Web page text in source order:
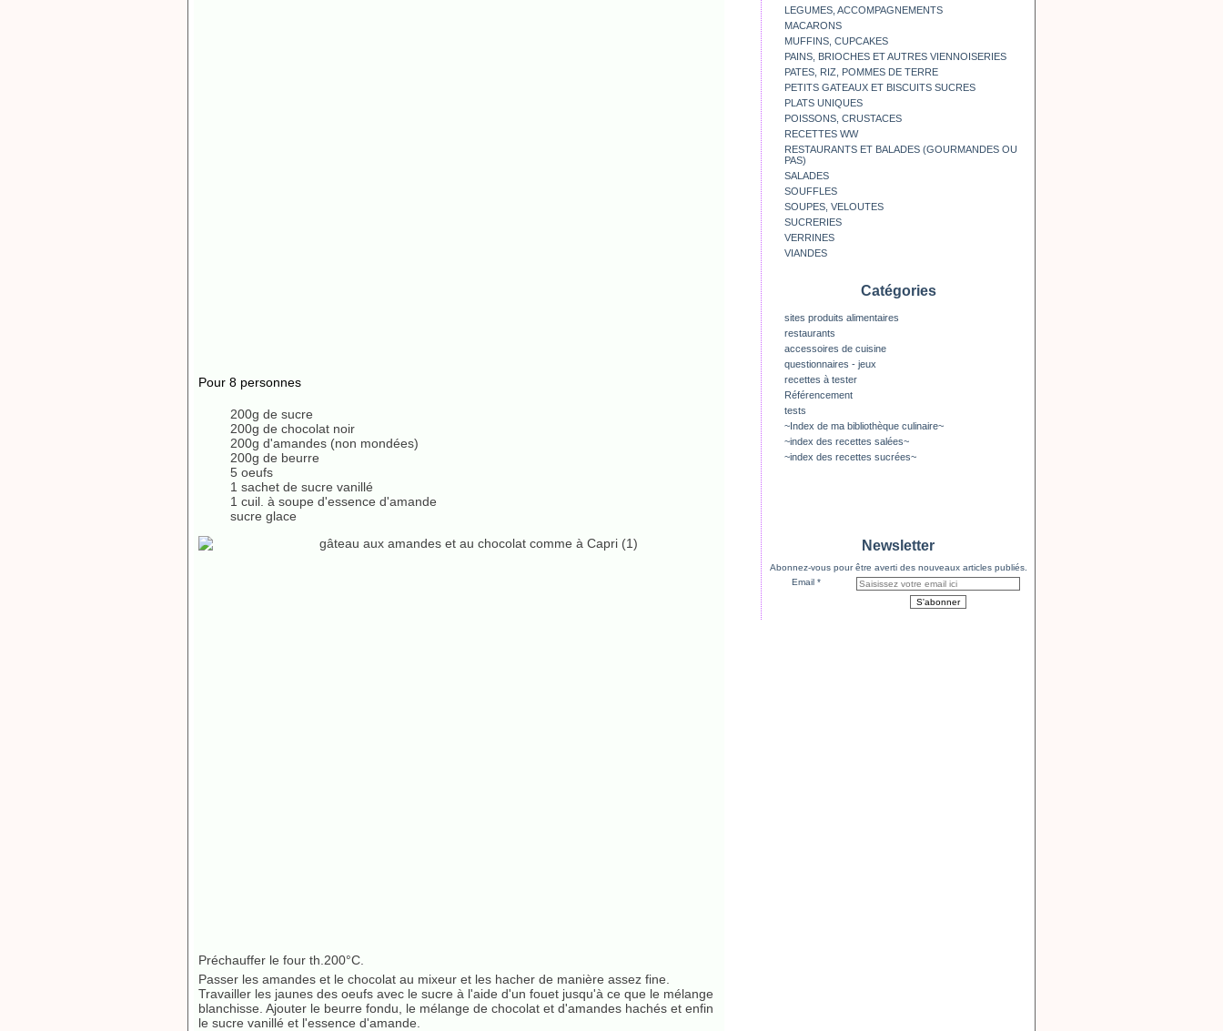
Pour 8 personnes
200g de sucre
200g de chocolat noir
200g d'amandes (non mondées)
200g de beurre
5 oeufs
1 sachet de sucre vanillé
1 cuil. à soupe d'essence d'amande
sucre glace
Préchauffer le four th.200°C.
Passer les amandes et le chocolat au mixeur et les hacher de manière assez fine.
Travailler les jaunes des oeufs avec le sucre à l'aide d'un fouet jusqu'à ce que le mélange
blanchisse. Ajouter le beurre fondu, le mélange de chocolat et d'amandes hachés et enfin
le sucre vanillé et l'essence d'amande.
LEGUMES, ACCOMPAGNEMENTS
MACARONS
MUFFINS, CUPCAKES
PAINS, BRIOCHES ET AUTRES VIENNOISERIES
PATES, RIZ, POMMES DE TERRE
PETITS GATEAUX ET BISCUITS SUCRES
PLATS UNIQUES
POISSONS, CRUSTACES
RECETTES WW
RESTAURANTS ET BALADES (GOURMANDES OU
PAS)
SALADES
SOUFFLES
SOUPES, VELOUTES
SUCRERIES
VERRINES
VIANDES
Catégories
sites produits alimentaires
restaurants
accessoires de cuisine
questionnaires - jeux
recettes à tester
Référencement
tests
~Index de ma bibliothèque culinaire~
~index des recettes salées~
~index des recettes sucrées~
Newsletter
Abonnez-vous pour être averti des nouveaux articles publiés.
Email